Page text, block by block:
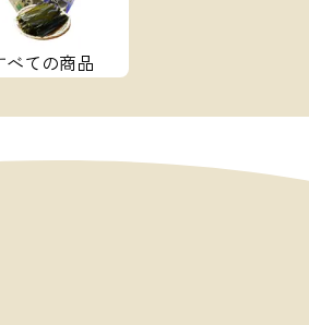
べての商品